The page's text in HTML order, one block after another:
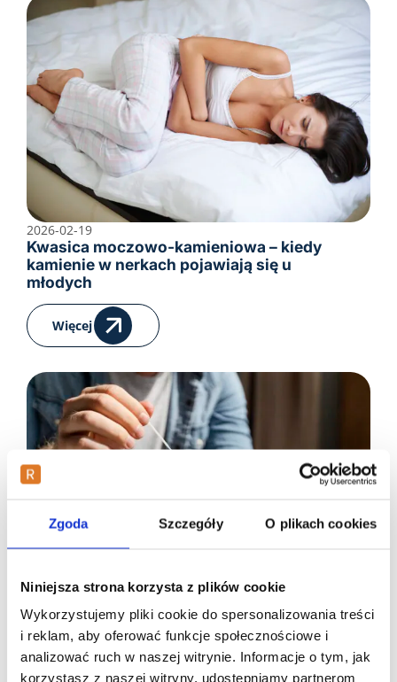
Zgoda Szczegóły O plikach cookies
Niniejsza strona korzysta z plików cookie
Wykorzystujemy pliki cookie do spersonalizowania treści
i reklam, aby oferować funkcje społecznościowe i
analizować ruch w naszej witrynie. Informacje o tym, jak
korzystasz z naszej witryny, udostępniamy partnerom
Kwasica moczowo-kamieniowa – kiedy
kamienie w nerkach pojawiają się u
młodych
2026-02-19
Więcej
Fenyloketonuria – przyczyny, objawy,
dziedziczenie i leczenie
2026-02-16